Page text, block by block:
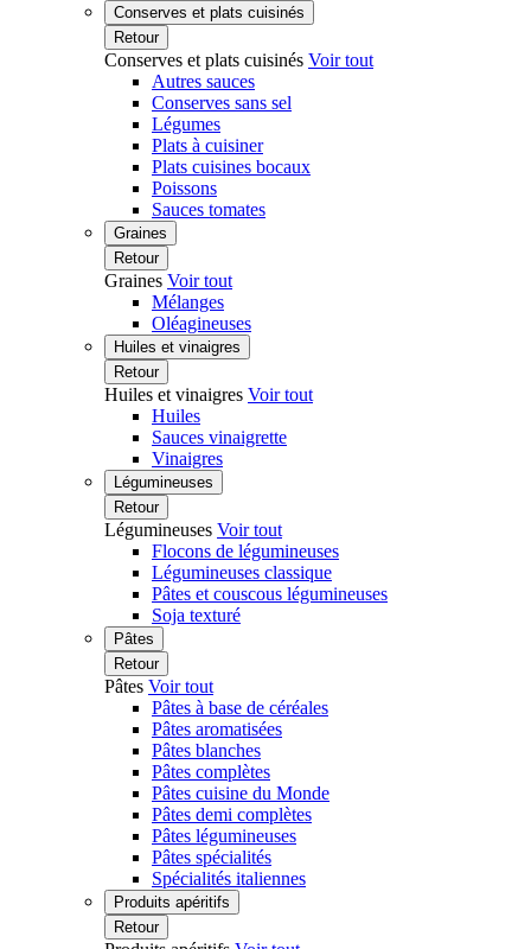
Conserves et plats cuisinés
Retour
Conserves et plats cuisinés Voir tout
Autres sauces
Conserves sans sel
Légumes
Plats à cuisiner
Plats cuisines bocaux
Poissons
Sauces tomates
Graines
Retour
Graines Voir tout
Mélanges
Oléagineuses
Huiles et vinaigres
Retour
Huiles et vinaigres Voir tout
Huiles
Sauces vinaigrette
Vinaigres
Légumineuses
Retour
Légumineuses Voir tout
Flocons de légumineuses
Légumineuses classique
Pâtes et couscous légumineuses
Soja texturé
Pâtes
Retour
Pâtes Voir tout
Pâtes à base de céréales
Pâtes aromatisées
Pâtes blanches
Pâtes complètes
Pâtes cuisine du Monde
Pâtes demi complètes
Pâtes légumineuses
Pâtes spécialités
Spécialités italiennes
Produits apéritifs
Retour